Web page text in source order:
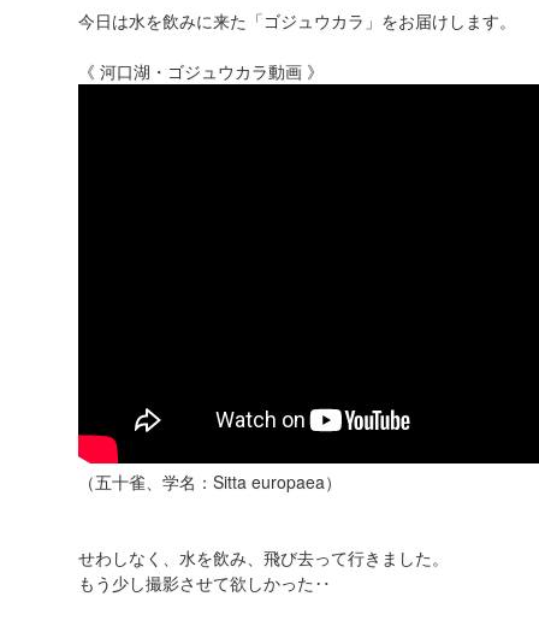
今日は水を飲みに来た「ゴジュウカラ」をお届けします。
《 河口湖・ゴジュウカラ動画 》
（五十雀、学名：Sitta europaea）
せわしなく、水を飲み、飛び去って行きました。
もう少し撮影させて欲しかった‥